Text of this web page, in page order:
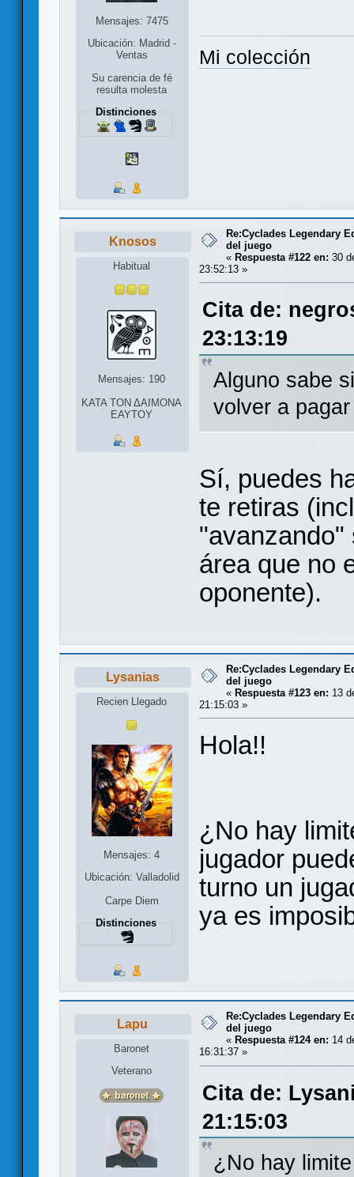
Mensajes: 7475
Ubicación: Madrid -
Ventas
Su carencia de fé
resulta molesta
Distinciones
Mi colección
Knosos
Habitual
Mensajes: 190
ΚΑΤΑ ΤΟΝ ΔΑΙΜΟΝΑ
ΕΑΥΤΟΥ
Re:Cyclades Legendary
del juego
« Respuesta #122 en: 30
23:52:13 »
Cita de:
23:13:19
Alguno sabe
volver a
Sí, puedes
te retiras
"avanzando"
área que no
oponente).
Lysanias
Recien Llegado
Mensajes: 4
Ubicación: Valladolid
Carpe Diem
Distinciones
Re:Cyclades Legendary
del juego
« Respuesta #123 en: 13
21:15:03 »
Hola!!
¿No hay
jugador
turno un
ya es
Lapu
Baronet
Veterano
Re:Cyclades Legendary
del juego
« Respuesta #124 en: 14
16:31:37 »
Cita de:
21:15:03
¿No hay